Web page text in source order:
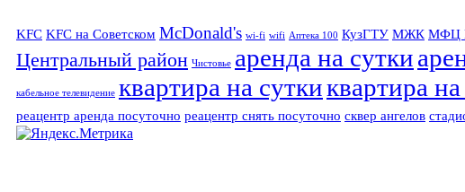
KFC KFC на Советском McDonald's wi-fi wifi Аптека 100 КузГТУ МЖК МФЦ
Центральный район Чистовье аренда на сутки
кабельное телевидение квартира на суткиквартира
реацентр аренда посуточно реацентр снять посуточно сквер ангелов